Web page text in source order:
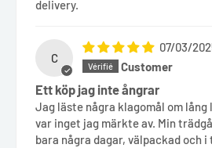
delivery.
C
07/03/
Customer
Ett köp jag inte ångrar
Jag läste några klagomål om
var inget jag märkte av. Min
bara några dagar, välpackad och